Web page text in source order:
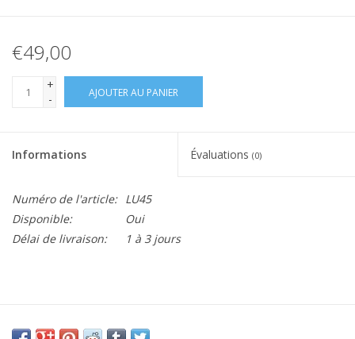
€49,00
+
-
AJOUTER AU PANIER
Informations Évaluations (0)
Numéro de l'article: LU45
Disponible:
Oui
Délai de livraison:
1 à 3 jours